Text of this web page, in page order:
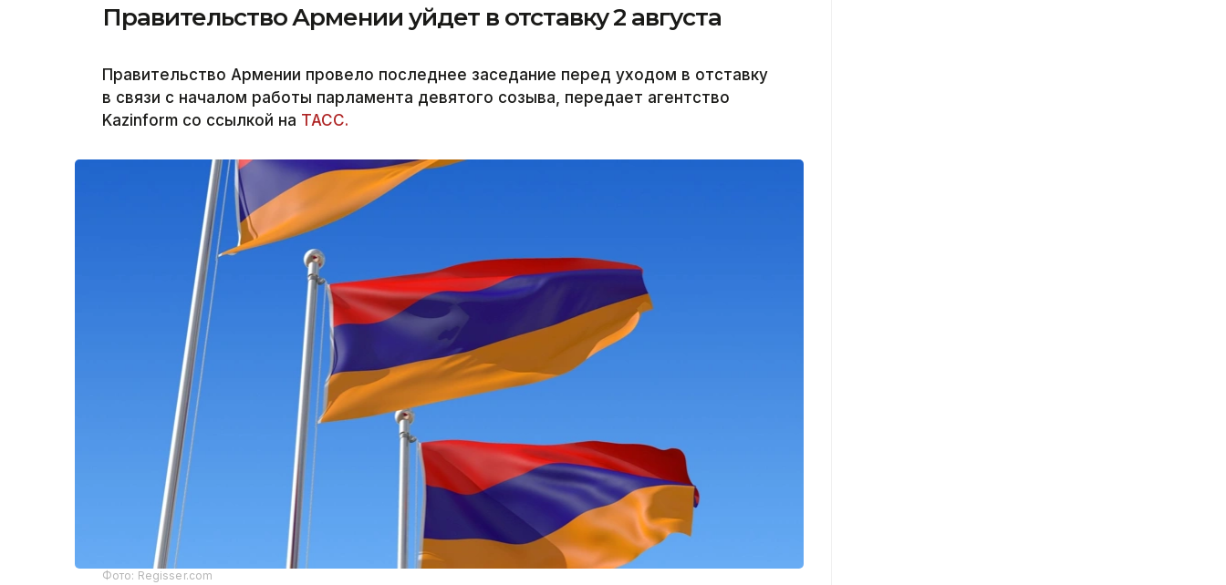
Правительство Армении уйдет в отставку 2 августа
Правительство Армении провело последнее заседание перед уходом в отставку
в связи с началом работы парламента девятого созыва, передает агентство
Kazinform со ссылкой на ТАСС.
Фото: Regisser.com